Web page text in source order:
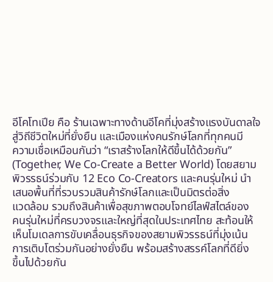
อีโคโทเปีย คือ ร้านเฉพาะทางด้านอีโคที่มุ่งสร้างแรงบันดาลใจ
สู่วิถีชีวิตใหม่ที่ยั่งยืน และเมืองแห่งคนรักษ์โลกที่ทุกคนมี
ความเชื่อเหมือนกันว่า “เราสร้างโลกให้ดีขึ้นได้ด้วยกัน”
(Together, We Co-Create a Better World) โดยสยาม
พิวรรธน์ร่วมกับ 12 Eco Co-Creators และคนรุ่นใหม่ นำ
เสนอพื้นที่ที่รวบรวมสินค้ารักษ์โลกและเป็นมิตรต่อสิ่ง
แวดล้อม รวมถึงสินค้าเพื่อสุขภาพตอบโจทย์ไลฟ์สไตล์ของ
คนรุ่นใหม่ที่ครบวงจรและใหญ่ที่สุดในประเทศไทย สะท้อนให้
เห็นโมเดลการขับเคลื่อนธุรกิจของสยามพิวรรธน์ที่มุ่งเน้น
การเติบโตร่วมกันอย่างยั่งยืน พร้อมสร้างสรรค์โลกที่ดียิ่ง
ขึ้นไปด้วยกัน